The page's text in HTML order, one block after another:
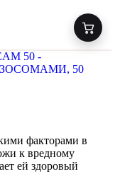
факторами в
к вредному
ей здоровый